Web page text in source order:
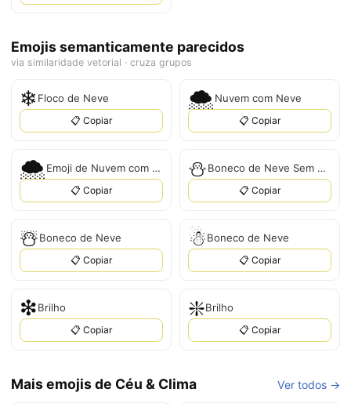
Emojis semanticamente parecidos
via similaridade vetorial · cruza grupos
❄ Floco de Neve
📋 Copiar
🌨Nuvem com Neve
📋 Copiar
🌨️ Emoji de Nuvem com Neve
📋 Copiar
⛄ Boneco de Neve Sem Neve
📋 Copiar
☃️Boneco de Neve
📋 Copiar
☃Boneco de Neve
📋 Copiar
❇Brilho
📋 Copiar
❇️Brilho
📋 Copiar
Mais emojis de Céu & Clima Ver todos →